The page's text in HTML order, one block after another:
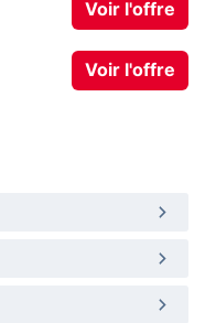
Voir l'offre
Voir l'offre